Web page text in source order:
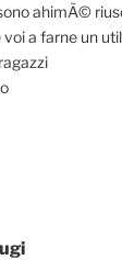
ahimÃ©
voi a farne un